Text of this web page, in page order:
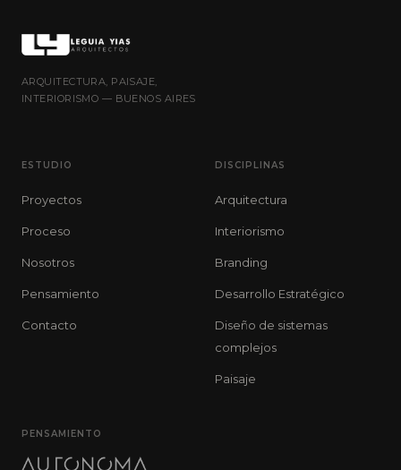
ARQUITECTURA, PAISAJE,
INTERIORISMO — BUENOS AIRES
ESTUDIO
Proyectos
Proceso
Nosotros
Pensamiento
Contacto
DISCIPLINAS
Arquitectura
Interiorismo
Branding
Desarrollo Estratégico
Diseño de sistemas
complejos
Paisaje
PENSAMIENTO